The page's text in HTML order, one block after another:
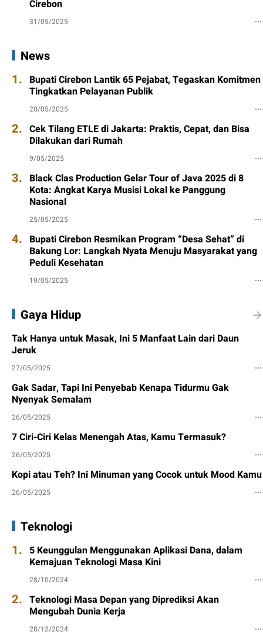
Cirebon
31/05/2025
News
1. Bupati Cirebon Lantik 65 Pejabat, Tegaskan Komitmen
Tingkatkan Pelayanan Publik
20/05/2025
2. Cek Tilang ETLE di Jakarta: Praktis, Cepat, dan Bisa
Dilakukan dari Rumah
9/05/2025
3. Black Clas Production Gelar Tour of Java 2025 di 8
Kota: Angkat Karya Musisi Lokal ke Panggung
Nasional
25/05/2025
4. Bupati Cirebon Resmikan Program “Desa Sehat” di
Bakung Lor: Langkah Nyata Menuju Masyarakat yang
Peduli Kesehatan
19/05/2025
Gaya Hidup
Tak Hanya untuk Masak, Ini 5 Manfaat Lain dari Daun
Jeruk
27/05/2025
Gak Sadar, Tapi Ini Penyebab Kenapa Tidurmu Gak
Nyenyak Semalam
26/05/2025
7 Ciri-Ciri Kelas Menengah Atas, Kamu Termasuk?
26/05/2025
Kopi atau Teh? Ini Minuman yang Cocok untuk Mood Kamu
26/05/2025
Teknologi
1. 5 Keunggulan Menggunakan Aplikasi Dana, dalam
Kemajuan Teknologi Masa Kini
28/10/2024
2. Teknologi Masa Depan yang Diprediksi Akan
Mengubah Dunia Kerja
28/12/2024